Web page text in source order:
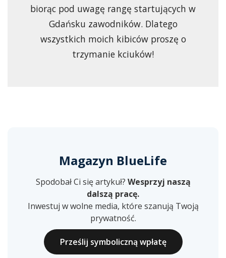
biorąc pod uwagę rangę startujących w
Gdańsku zawodników. Dlatego
wszystkich moich kibiców proszę o
trzymanie kciuków!
Magazyn BlueLife
Spodobał Ci się artykuł? Wesprzyj naszą
dalszą pracę.
Inwestuj w wolne media, które szanują Twoją
prywatność.
Prześlij symboliczną wpłatę